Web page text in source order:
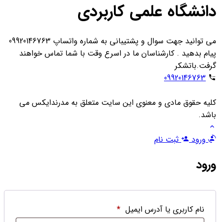
دانشگاه علمی کاربردی
می توانید جهت سوال و پشتیبانی به شماره واتساپ 09920146763
پیام بدهید . کارشناسان ما در اسرع وقت با شما تماس خواهند
گرفت.باتشکر
09920146763
کلیه حقوق مادی و معنوی این سایت متعلق به مدرندایکس می
باشد.
ورود
ثبت نام
ورود
نام کاربری یا آدرس ایمیل *